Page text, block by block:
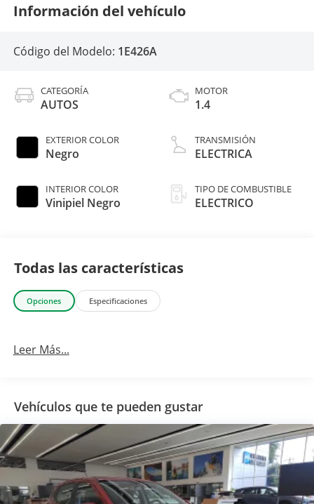
Información del vehículo
Código del Modelo: 1E426A
CATEGORÍA
AUTOS
EXTERIOR COLOR
Negro
INTERIOR COLOR
Vinipiel Negro
MOTOR
1.4
TRANSMISIÓN
ELECTRICA
TIPO DE COMBUSTIBLE
ELECTRICO
Todas las características
Opciones Especificaciones
Leer Más...
Vehículos que te pueden gustar